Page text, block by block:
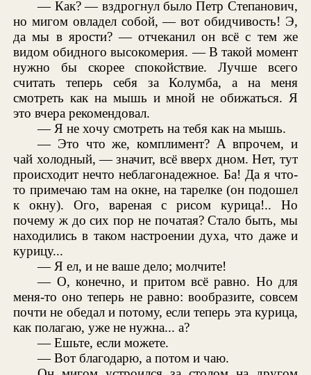
— Как? — вздрогнул было Петр Степанович,
но мигом овладел собой, — вот обидчивость! Э,
да мы в ярости? — отчеканил он всё с тем же
видом обидного высокомерия. — В такой момент
нужно бы скорее спокойствие. Лучше всего
считать теперь себя за Колумба, а на меня
смотреть как на мышь и мной не обижаться. Я
это вчера рекомендовал.
— Я не хочу смотреть на тебя как на мышь.
— Это что же, комплимент? А впрочем, и
чай холодный, — значит, всё вверх дном. Нет, тут
происходит нечто неблагонадежное. Ба! Да я что-
то примечаю там на окне, на тарелке (он подошел
к окну). Ого, вареная с рисом курица!.. Но
почему ж до сих пор не початая? Стало быть, мы
находились в таком настроении духа, что даже и
курицу...
— Я ел, и не ваше дело; молчите!
— О, конечно, и притом всё равно. Но для
меня-то оно теперь не равно: вообразите, совсем
почти не обедал и потому, если теперь эта курица,
как полагаю, уже не нужна... а?
— Ешьте, если можете.
— Вот благодарю, а потом и чаю.